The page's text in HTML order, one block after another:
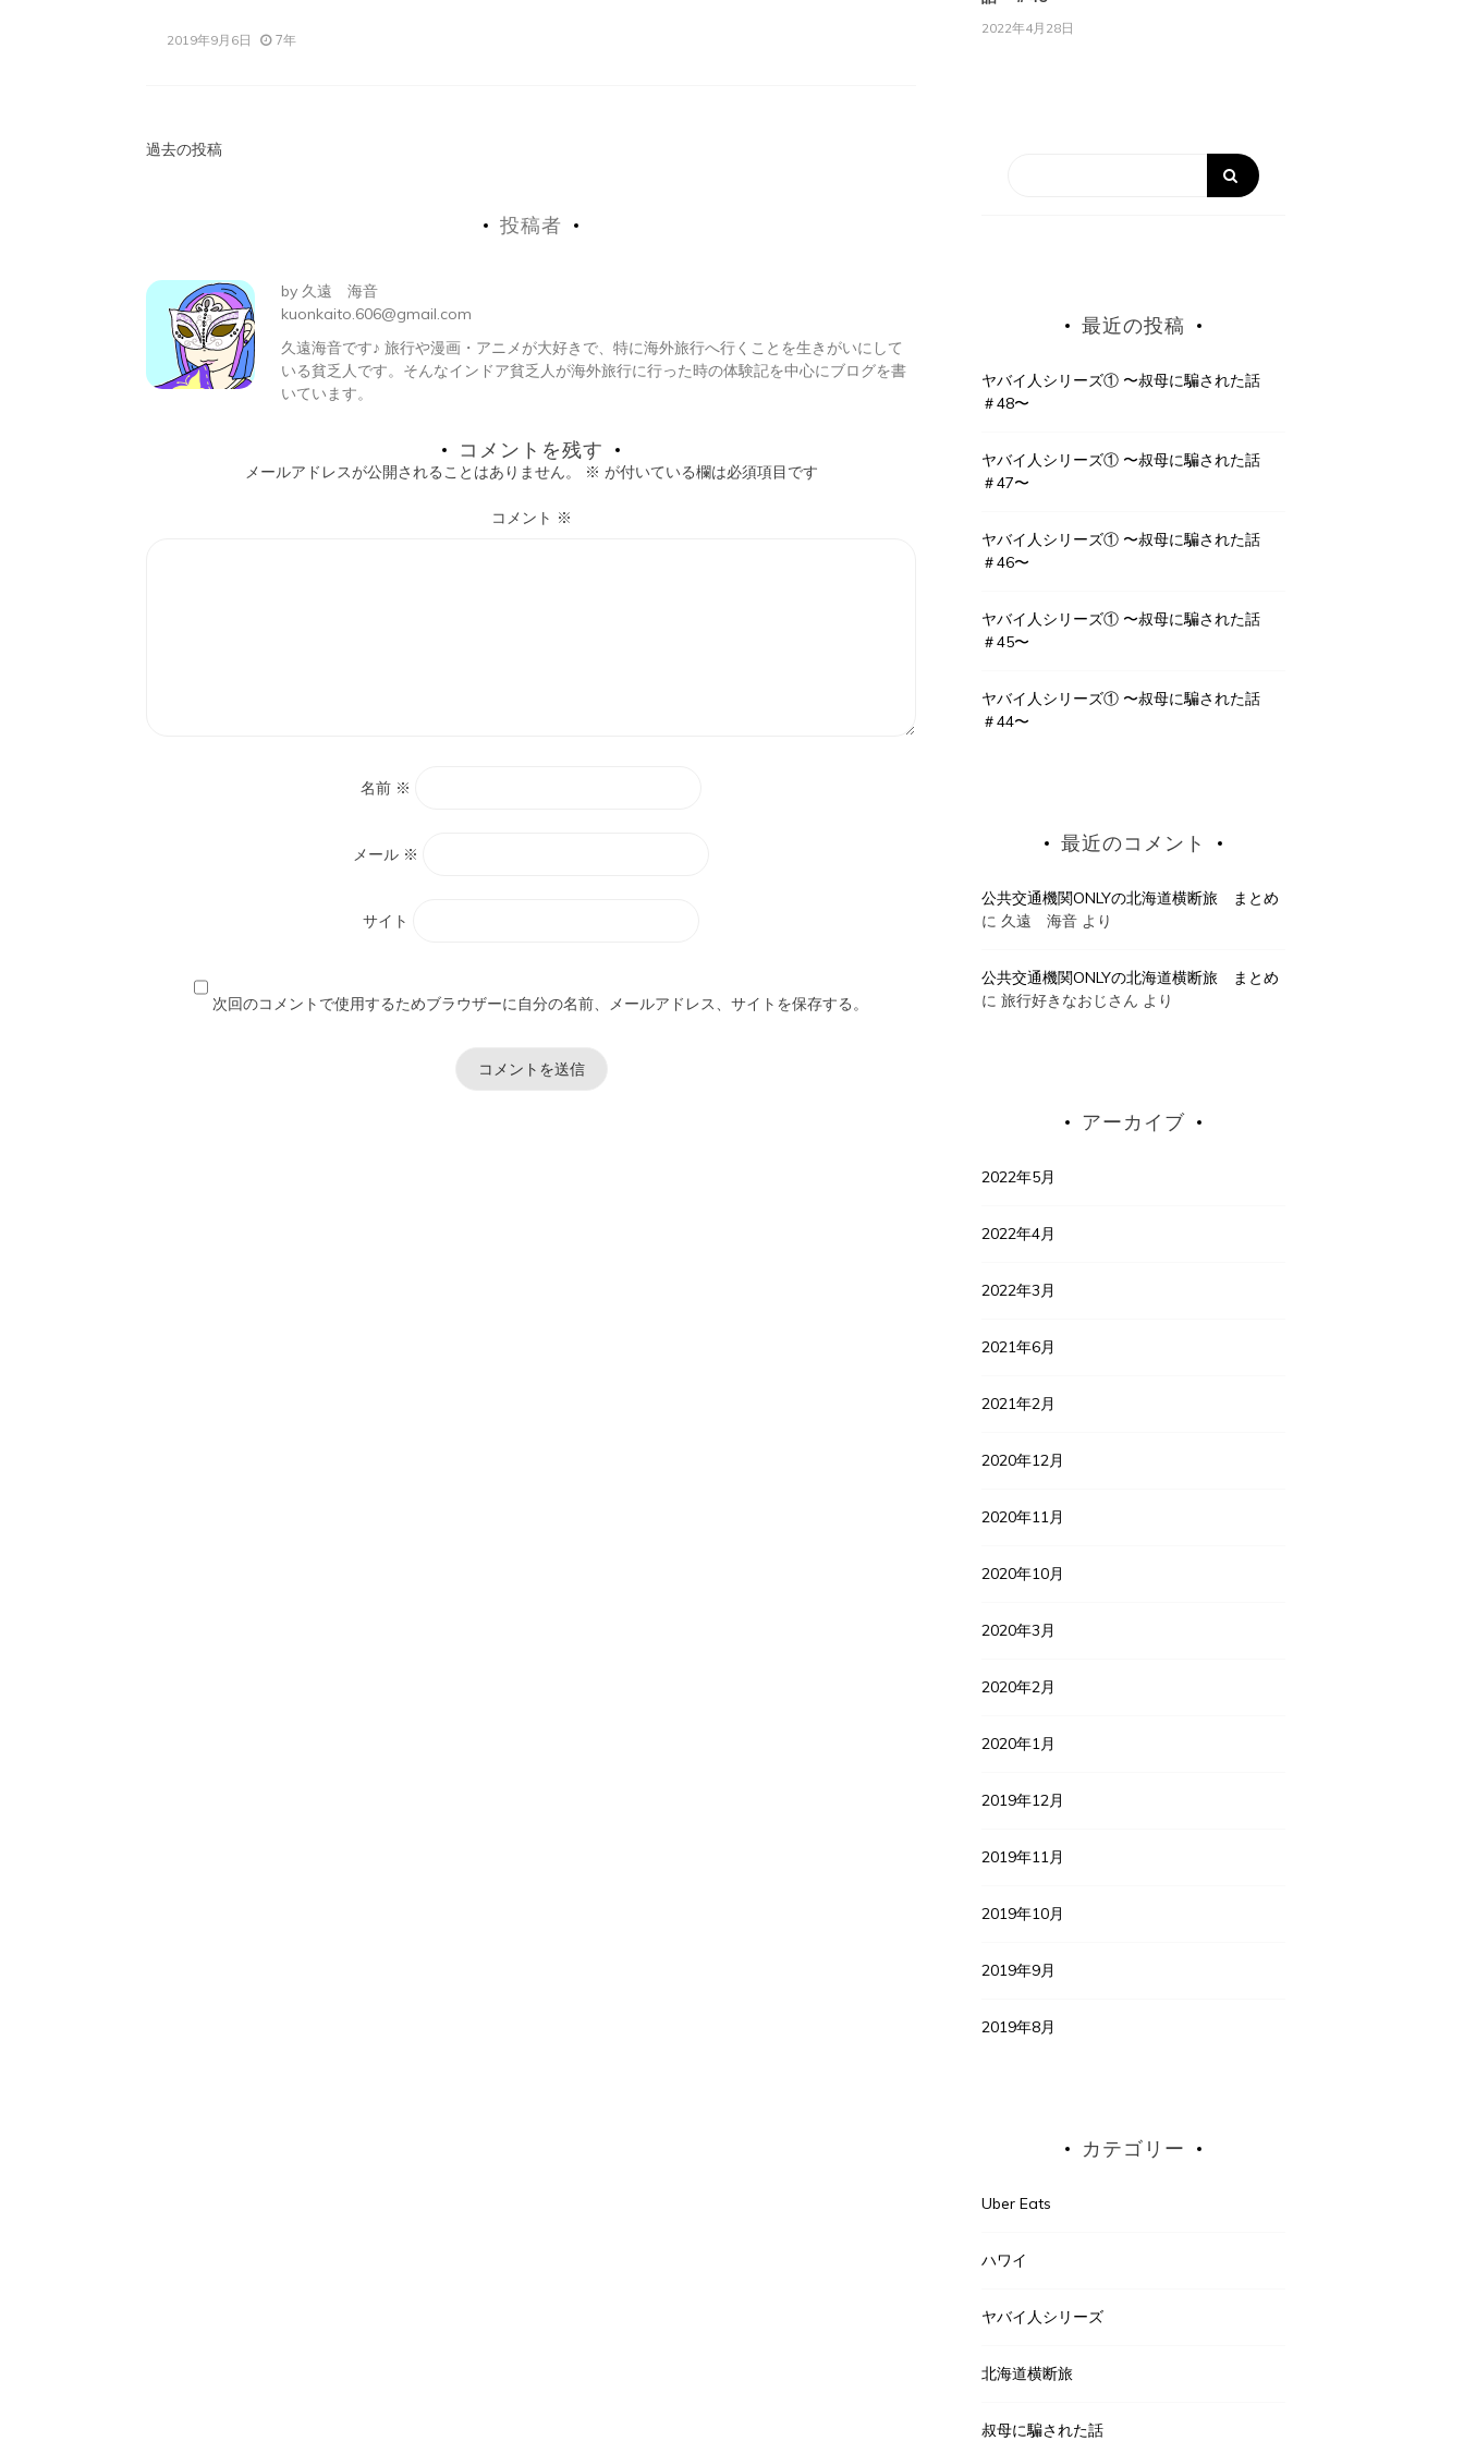
2019年9月6日 7年
投
ビ
ゲ
ー
過去の投稿
投稿者
by 久遠 海音
kuonkaito.606@gmail.com
久遠海音です♪ 旅行や漫画・アニメが大好きで、特に海外旅行へ行くことを生きがいにして
いる貧乏人です。そんなインドア貧乏人が海外旅行に行った時の体験記を中心にブログを書
いています。
コメントを残す
メールアドレスが公開されることはありません。 ※ が付いている欄は必須項目です
コメント ※
名前 ※
メール ※
サイト
次回のコメントで使用するためブラウザーに自分の名前、メールアドレス、サイトを保存する。
2022年4月28日
最近の投稿
ヤバイ人シリーズ① 〜叔母に騙された話
＃48〜
ヤバイ人シリーズ① 〜叔母に騙された話
＃47〜
ヤバイ人シリーズ① 〜叔母に騙された話
＃46〜
ヤバイ人シリーズ① 〜叔母に騙された話
＃45〜
ヤバイ人シリーズ① 〜叔母に騙された話
＃44〜
最近のコメント
公共交通機関ONLYの北海道横断旅 まとめ
に 久遠 海音 より
公共交通機関ONLYの北海道横断旅 まとめ
に旅行好きなおじさん より
アーカイブ
2022年5月
2022年4月
2022年3月
2021年6月
2021年2月
2020年12月
2020年11月
2020年10月
2020年3月
2020年2月
2020年1月
2019年12月
2019年11月
2019年10月
2019年9月
2019年8月
カテゴリー
Uber Eats
ハワイ
ヤバイ人シリーズ
北海道横断旅
叔母に騙された話